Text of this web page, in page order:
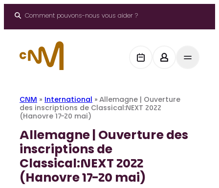
Comment pouvons-nous vous aider ?
CNM » International » Allemagne | Ouverture
des inscriptions de Classical:NEXT 2022
(Hanovre 17-20 mai)
Allemagne | Ouverture des
inscriptions de
Classical:NEXT 2022
(Hanovre 17-20 mai)